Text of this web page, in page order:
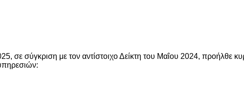
σε σύγκριση με τον αντίστοιχο Δείκτη του Μαΐου 2024, προήλθε